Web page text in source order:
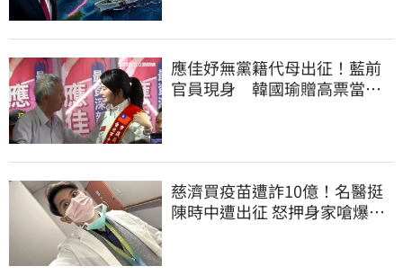
應佳妤無黨籍代母出征！藍前
官員現身 韓國瑜贈高票當
慈濟買疫苗遭詐10億！名醫挺
陳時中遭出征 怒押身家嗆爆藍